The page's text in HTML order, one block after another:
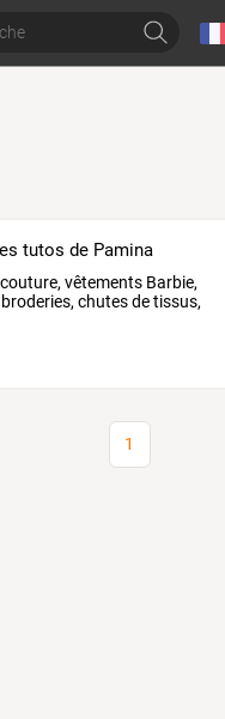
tutos de Pamina
couture, vêtements Barbie,
broderies, chutesdetissus,
1